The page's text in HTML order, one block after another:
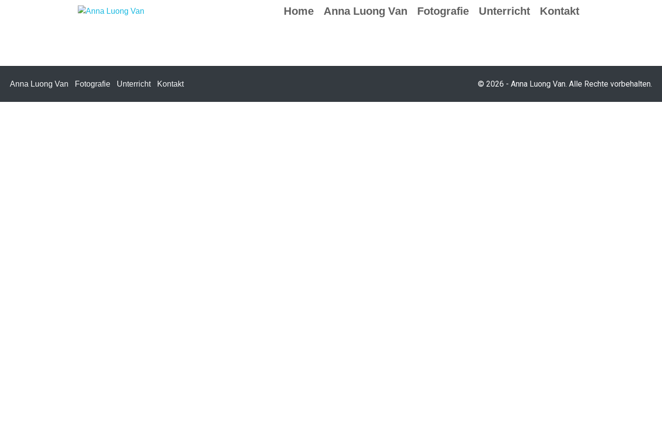
Home Anna Luong Van Fotografie Unterricht Kontakt
Anna Luong Van Fotografie Unterricht Kontakt © 2026 - Anna Luong Van. Alle Rechte vorbehalten.